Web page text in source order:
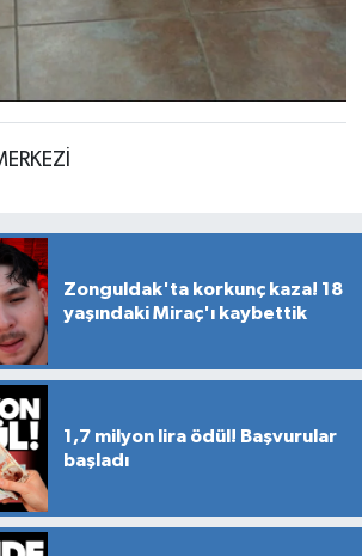
Zonguldak'ta korkunç kaza! 18
yaşındaki Miraç'ı kaybettik
1,7 milyon lira ödül! Başvurular
başladı